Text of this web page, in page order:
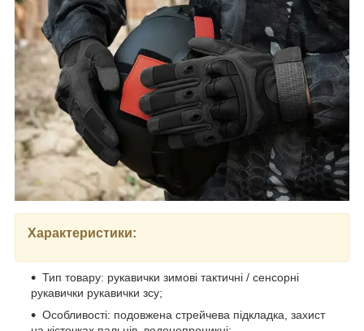
Характеристики:
Тип товару: рукавички зимові тактичні / сенсорні
рукавички рукавички зсу;
Особливості: подовжена стрейчева підкладка, захист